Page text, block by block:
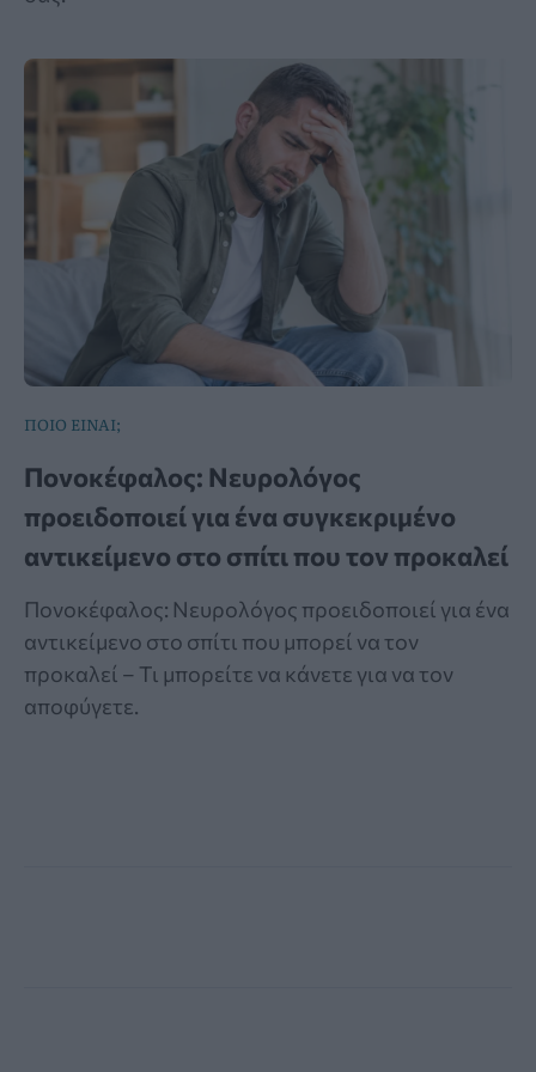
ΠΟΙΟ ΕΙΝΑΙ;
Πονοκέφαλος: Νευρολόγος
προειδοποιεί για ένα συγκεκριμένο
αντικείμενο στο σπίτι που τον προκαλεί
Πονοκέφαλος: Νευρολόγος προειδοποιεί για ένα
αντικείμενο στο σπίτι που μπορεί να τον
προκαλεί – Τι μπορείτε να κάνετε για να τον
αποφύγετε.